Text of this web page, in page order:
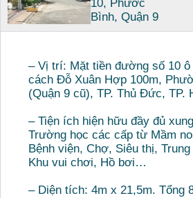
– Vị trí: Mặt tiền đường số 10 ô
cách Đỗ Xuân Hợp 100m,
(Quận 9 cũ), TP. Thủ Đức, TP.
– Tiện ích hiện hữu đầy đủ
Trường học các cấp từ Mầm
Bệnh viện, Chợ, Siêu thị,
Khu vui chơi, Hồ bơi…
– Diện tích: 4m x 21,5m. Tổng